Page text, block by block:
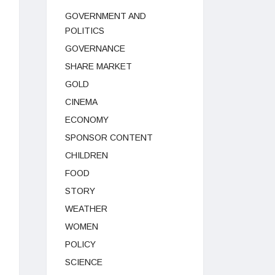
GOVERNMENT AND
POLITICS
GOVERNANCE
SHARE MARKET
GOLD
CINEMA
ECONOMY
SPONSOR CONTENT
CHILDREN
FOOD
STORY
WEATHER
WOMEN
POLICY
SCIENCE